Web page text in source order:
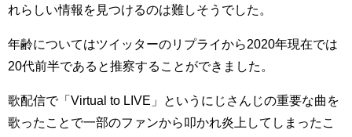
れらしい情報を見つけるのは難しそうでした。
年齢についてはツイッターのリプライから2020年現在では
20代前半であると推察することができました。
歌配信で「Virtual to LIVE」というにじさんじの重要な曲を
歌ったことで一部のファンから叩かれ炎上してしまったこ